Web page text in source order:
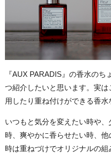
『AUX PARADIS』の香水の
つ紹介したいと思います。実
用したり重ね付けができる香水
いつもと気分を変えたい時や
時、爽やかに香らせたい時、
時は重ねづけでオリジナルの